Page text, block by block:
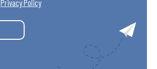
Privacy Policy